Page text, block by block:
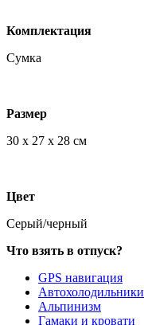
Комплектация
Сумка
Размер
30 x 27 x 28 см
Цвет
Серый/черный
Что взять в отпуск?
GPS навигация
Автохолодильники
Альпинизм
Гамаки и кровати